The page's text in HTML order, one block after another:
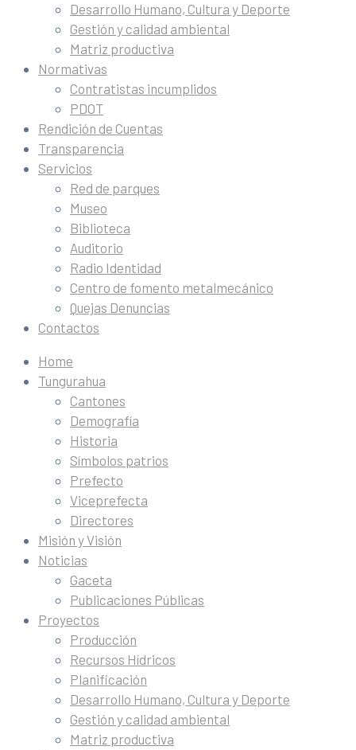
Desarrollo Humano, Cultura y Deporte
Gestión y calidad ambiental
Matriz productiva
Normativas
Contratistas incumplidos
PDOT
Rendición de Cuentas
Transparencia
Servicios
Red de parques
Museo
Biblioteca
Auditorio
Radio Identidad
Centro de fomento metalmecánico
Quejas Denuncias
Contactos
Home
Tungurahua
Cantones
Demografía
Historia
Símbolos patrios
Prefecto
Viceprefecta
Directores
Misión y Visión
Noticias
Gaceta
Publicaciones Públicas
Proyectos
Producción
Recursos Hídricos
Planificación
Desarrollo Humano, Cultura y Deporte
Gestión y calidad ambiental
Matriz productiva